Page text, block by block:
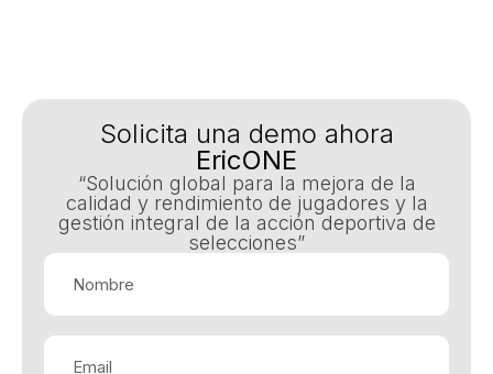
Solicita una demo ahora
EricONE
“Solución global para la mejora de la
calidad y rendimiento de jugadores y la
gestión integral de la acción deportiva de
selecciones”